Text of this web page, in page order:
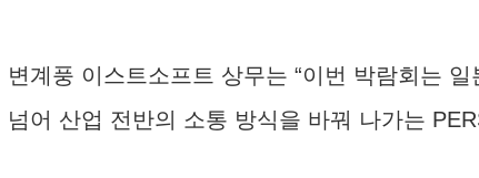
변계풍 이스트소프트 상무는 “이번 박람회는
넘어 산업 전반의 소통 방식을 바꿔 나가는